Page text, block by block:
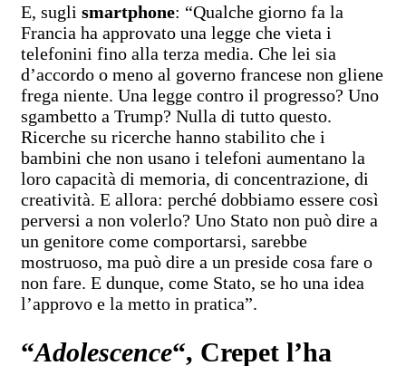
E, sugli smartphone: “Qualche giorno fa la
Francia ha approvato una legge che vieta i
telefonini fino alla terza media. Che lei sia
d’accordo o meno al governo francese non gliene
frega niente. Una legge contro il progresso? Uno
sgambetto a Trump? Nulla di tutto questo.
Ricerche su ricerche hanno stabilito che i
bambini che non usano i telefoni aumentano la
loro capacità di memoria, di concentrazione, di
creatività. E allora: perché dobbiamo essere così
perversi a non volerlo? Uno Stato non può dire a
un genitore come comportarsi, sarebbe
mostruoso, ma può dire a un preside cosa fare o
non fare. E dunque, come Stato, se ho una idea
l’approvo e la metto in pratica”.
“Adolescence“, Crepet l’ha